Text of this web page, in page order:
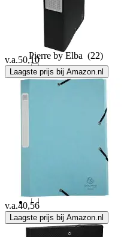
PaperFlow (1)
Pierre by Elba (22)
Q-CONNECT
Really Useful Box(1)
Rillstab(1)
Rnk(4)
v.a.50,10
Laagste prijs bij Amazon.nl
v.a.40,56
Laagste prijs bij Amazon.nl